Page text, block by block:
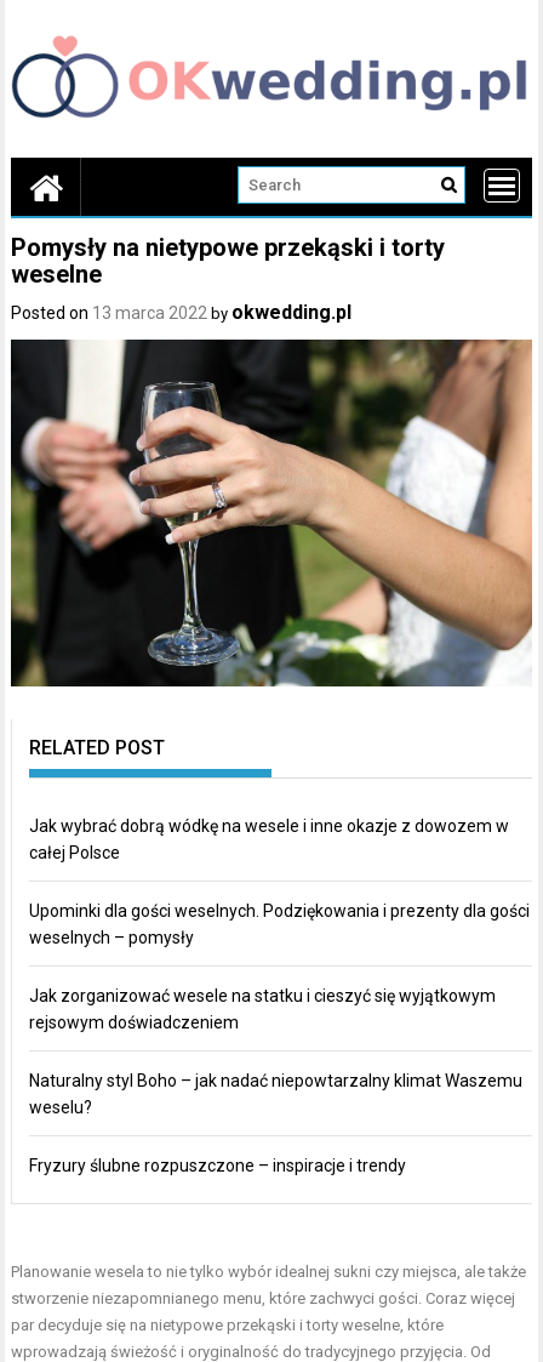
content
Pomysły na nietypowe przekąski i torty
weselne
Posted on 13 marca 2022 by okwedding.pl
RELATED POST
Jak wybrać dobrą wódkę na wesele i inne okazje z dowozem w
całej Polsce
Upominki dla gości weselnych. Podziękowania i prezenty dla gości
weselnych – pomysły
Jak zorganizować wesele na statku i cieszyć się wyjątkowym
rejsowym doświadczeniem
Naturalny styl Boho – jak nadać niepowtarzalny klimat Waszemu
weselu?
Fryzury ślubne rozpuszczone – inspiracje i trendy
Planowanie wesela to nie tylko wybór idealnej sukni czy miejsca, ale także
stworzenie niezapomnianego menu, które zachwyci gości. Coraz więcej
par decyduje się na nietypowe przekąski i torty weselne, które
wprowadzają świeżość i oryginalność do tradycyjnego przyjęcia. Od